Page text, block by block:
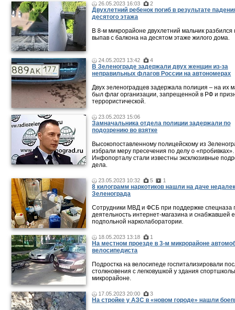
26.05.2023 16:03 2
Двухлетний ребенок погиб в результате
десятого этажа
В 8-м микрорайоне двухлетний мальчик разбился
выпав с балкона на десятом этаже жилого дома.
24.05.2023 13:42 4
В Зеленограде задержали двух женщин из-за
неправильных флагов России на автономерах
Двух зеленоградцев задержала полиция – на их
был флаг организации, запрещенной в РФ и
террористической.
23.05.2023 15:06
Замначальника отдела полиции задержали по
подозрению во взятке
Высокопоставленному полицейскому из
избрали меру пресечения по делу о «пробивках».
Инфопорталу стали известны эксклюзивные
дела.
23.05.2023 10:32 5 1
8 килограмм наркотиков нашли на даче
Зеленограда
Сотрудники МВД и ФСБ при поддержке спецназа
деятельность интернет-магазина и снабжавшей
подпольной нарколаборатории.
18.05.2023 13:18 1
На местном проезде в 3-м микрорайоне
велосипедиста
Подростка на велосипеде госпитализировали
столкновения с легковушкой у здания
микрорайоне.
17.05.2023 20:00 3
На стройке у АЗС в «новом городе» нашли